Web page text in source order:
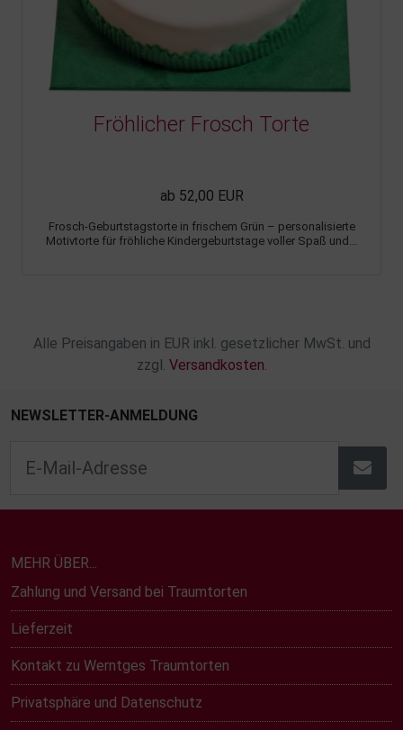
Fröhlicher Frosch Torte
ab 52,00 EUR
Frosch-Geburtstagstorte in frischem Grün – personalisierte
Motivtorte für fröhliche Kindergeburtstage voller Spaß und...
Alle Preisangaben in EUR inkl. gesetzlicher MwSt. und
zzgl. Versandkosten.
NEWSLETTER-ANMELDUNG
MEHR ÜBER...
Zahlung und Versand bei Traumtorten
Lieferzeit
Kontakt zu Werntges Traumtorten
Privatsphäre und Datenschutz